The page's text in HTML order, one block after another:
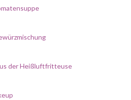
der Heißluftfritteuse